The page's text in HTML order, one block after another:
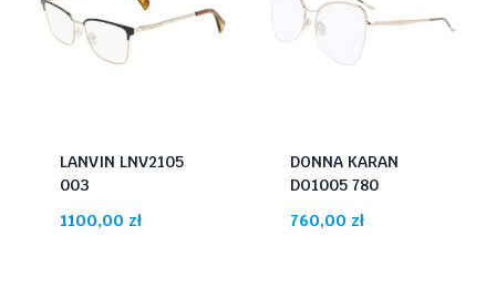
LANVIN LNV2105
003
1100,00 zł
DONNA KARAN
DO1005 780
760,00 zł